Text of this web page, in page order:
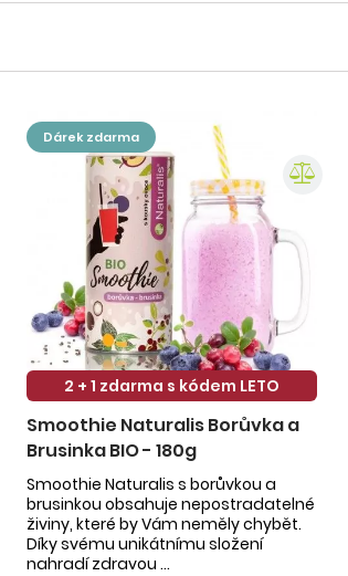
dárek zdarma
2 + 1 zdarma s kódem LETO
Smoothie Naturalis Borůvka a
Brusinka BIO - 180g
Smoothie Naturalis s borůvkou a
brusinkou obsahuje nepostradatelné
živiny, které by Vám neměly chybět.
Díky svému unikátnímu složení
nahradí zdravou ...